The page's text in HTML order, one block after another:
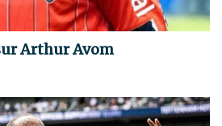
Arthur Avom